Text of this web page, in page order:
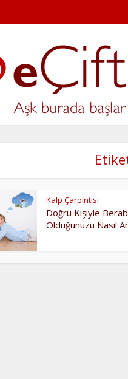
Kalp Çarpıntısı
Doğru Kişiyle
Olduğunuzu Nasıl